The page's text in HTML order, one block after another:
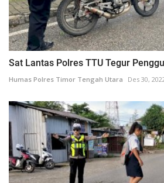
Sat Lantas Polres TTU Tegur
Humas Polres Timor Tengah Utara Des 30,